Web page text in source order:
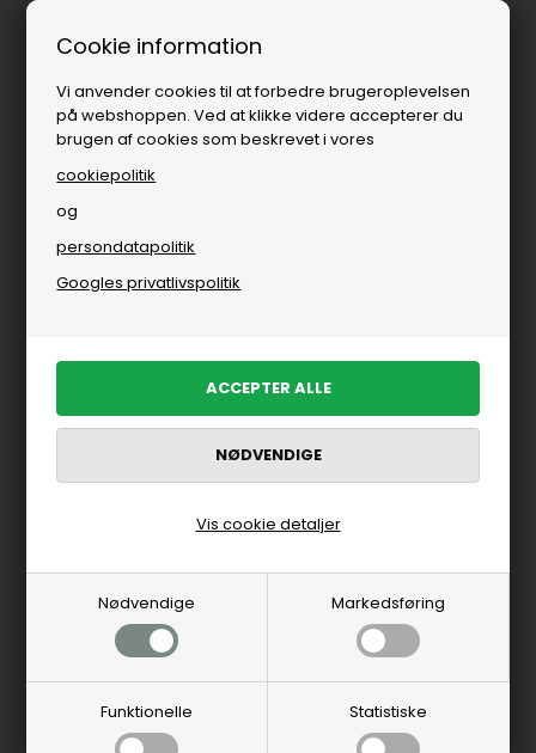
Cookie information
Vi anvender cookies til at forbedre brugeroplevelsen
på webshoppen. Ved at klikke videre accepterer du
brugen af cookies som beskrevet i vores
cookiepolitik
og
persondatapolitik
Googles privatlivspolitik
Nødvendige Markedsføring
Funktionelle Statistiske
Vis cookie detaljer